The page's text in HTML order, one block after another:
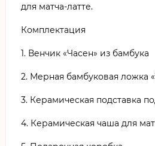
для матча-латте.
Комплектация
1. Венчик «Часен» из бамбука
2. Мерная бамбуковая ложка
3. Керамическая подставка
4. Керамическая чаша для